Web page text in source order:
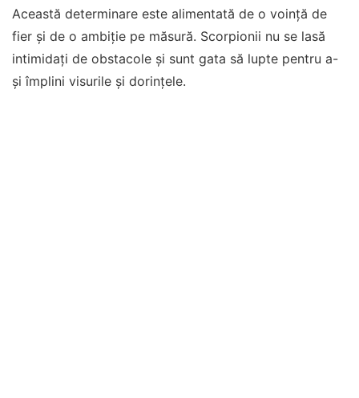
Această determinare este alimentată de o voință de
fier și de o ambiție pe măsură. Scorpionii nu se lasă
intimidați de obstacole și sunt gata să lupte pentru a-
și împlini visurile și dorințele.